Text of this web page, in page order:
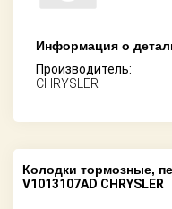
Колодки тормозные,
V1013107AD CHRYSLER
Информация о
Производитель:
CHRYSLER